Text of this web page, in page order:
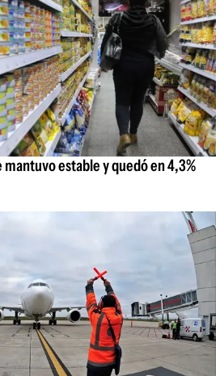
estable y quedó en 4,3%